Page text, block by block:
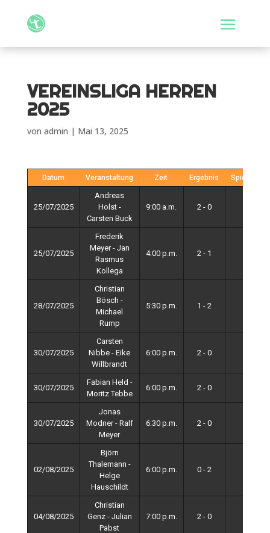
VEREINSLIGA HERREN
2025
von admin | Mai 13, 2025
Datum Veranstaltung Zeit Ergebnis Spieltag
25/07/2025
Andreas
Holst -
Carsten Buck
9:00 a.m. 2 - 0
25/07/2025
Frederik
Meyer - Jan
Rasmus
Kollega
4:00 p.m. 2 - 1
28/07/2025
Christian
Bösch -
Michael
Rump
5:30 p.m. 1 - 2
30/07/2025
Carsten
Nibbe - Eike
Willbrandt
6:00 p.m. 2 - 0
30/07/2025
Fabian Held -
Moritz Tebbe
6:00 p.m. 2 - 0
30/07/2025
Jonas
Modner - Ralf
Meyer
6:30 p.m. 2 - 0
02/08/2025
Björn
Thalemann -
Helge
Hauschildt
6:00 p.m. 0 - 2
04/08/2025
Christian
Genz - Julian
Pabst
7:00 p.m. 2 - 0